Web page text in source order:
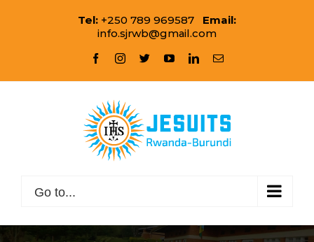
Tel: +250 789 969587 Email:
info.sjrwb@gmail.com
facebookinstagram
twitteryoutubelinkedinEmail
Go to...